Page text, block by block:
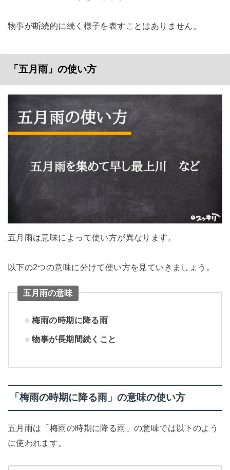
物事が断続的に続く様子を表すことはありません。
「五月雨」の使い方
五月雨は意味によって使い方が異なります。
以下の2つの意味に分けて使い方を見ていきましょう。
五月雨の意味
梅雨の時期に降る雨
物事が長期間続くこと
「梅雨の時期に降る雨」の意味の使い方
五月雨は「梅雨の時期に降る雨」の意味では以下のよう
に使われます。